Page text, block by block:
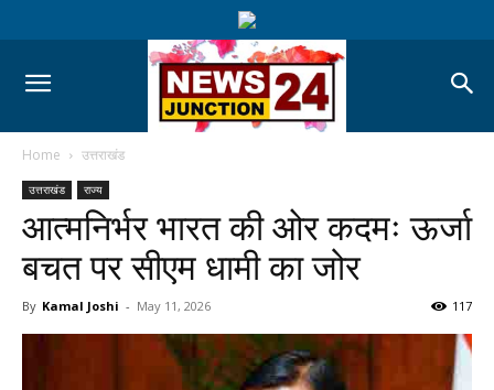
Home उत्तराखंड
उत्तराखंड राज्य
आत्मनिर्भर भारत की ओर कदमः ऊर्जा
बचत पर सीएम धामी का जोर
By Kamal Joshi - May 11, 2026 117